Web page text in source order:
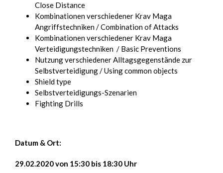
Close Distance
Kombinationen verschiedener Krav Maga
Angriffstechniken / Combination of Attacks
Kombinationen verschiedener Krav Maga
Verteidigungstechniken / Basic Preventions
Nutzung verschiedener Alltagsgegenstände zur
Selbstverteidigung / Using common objects
Shield type
Selbstverteidigungs-Szenarien
Fighting Drills
Datum & Ort:
29.02.2020 von 15:30 bis 18:30 Uhr